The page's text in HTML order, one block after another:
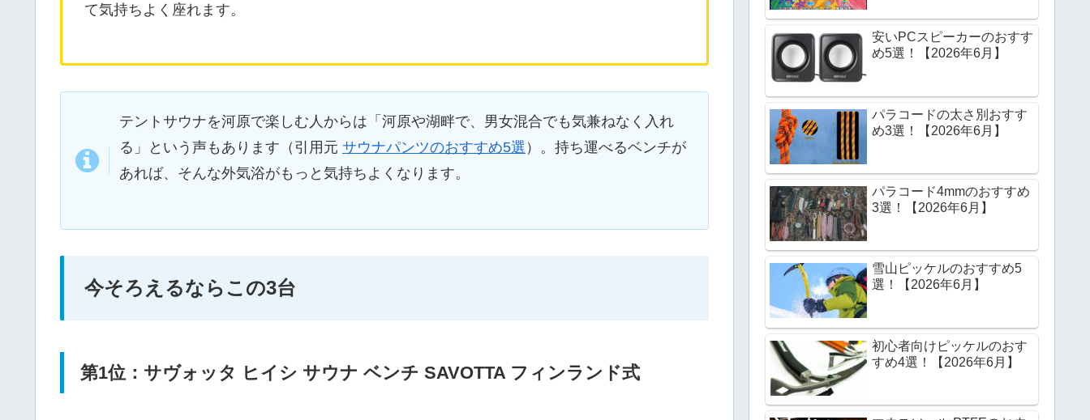
て気持ちよく座れます。
テントサウナを河原で楽しむ人からは「河原や湖畔で、男女混合でも気兼ねなく入れ
る」という声もあります（引用元 サウナパンツのおすすめ5選 ）。持ち運べるベンチが
あれば、そんな外気浴がもっと気持ちよくなります。
今そろえるならこの3台
第1位：サヴォッタ ヒイシ サウナ ベンチ SAVOTTA フィンランド式
安いPCスピーカーのおすす
め5選！【2026年6月】
パラコードの太さ別おすす
め3選！【2026年6月】
パラコード4mmのおすすめ
3選！【2026年6月】
雪山ピッケルのおすすめ5
選！【2026年6月】
初心者向けピッケルのおす
すめ4選！【2026年6月】